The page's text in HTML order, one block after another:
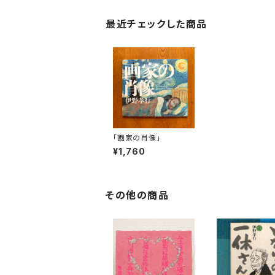
最近チェックした商品
「画家の肖像」
¥1,760
その他の商品